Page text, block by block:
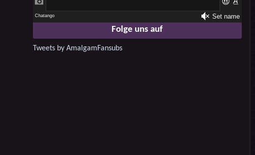
Folge uns auf
Tweets by AmalgamFansubs